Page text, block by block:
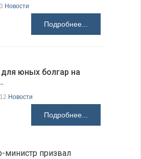
Новости
Подробнее...
юных болгар на
Новости
Подробнее...
министр призвал